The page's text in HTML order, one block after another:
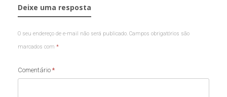
Deixe uma resposta
O seu endereço de e-mail não será publicado. Campos obrigatórios são
marcados com *
Comentário *